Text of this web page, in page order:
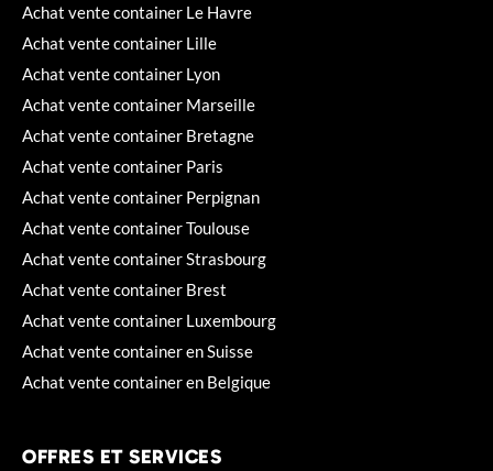
Achat vente container Le Havre
Achat vente container Lille
Achat vente container Lyon
Achat vente container Marseille
Achat vente container Bretagne
Achat vente container Paris
Achat vente container Perpignan
Achat vente container Toulouse
Achat vente container Strasbourg
Achat vente container Brest
Achat vente container Luxembourg
Achat vente container en Suisse
Achat vente container en Belgique
OFFRES ET SERVICES